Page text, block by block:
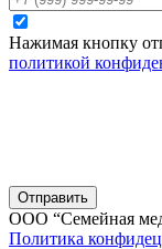
Нажимая кнопку
политикой
Отправить
ООО “Семейная
Политика